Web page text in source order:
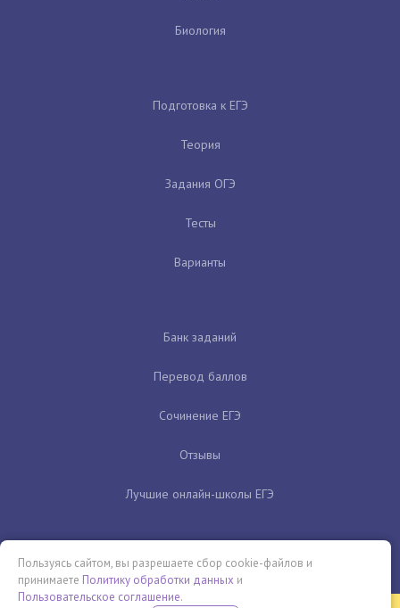
Биология
Подготовка к ЕГЭ
Теория
Задания ОГЭ
Тесты
Варианты
Банк заданий
Перевод баллов
Сочинение ЕГЭ
Отзывы
Лучшие онлайн-школы ЕГЭ
Пользуясь сайтом, вы разрешаете сбор cookie-файлов и
принимаете Политику обработки данных и
Пользовательское соглашение.